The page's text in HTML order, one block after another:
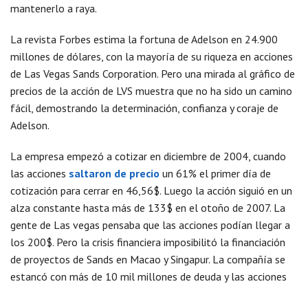
mantenerlo a raya.
La revista Forbes estima la fortuna de Adelson en 24.900
millones de dólares, con la mayoría de su riqueza en acciones
de Las Vegas Sands Corporation. Pero una mirada al gráfico de
precios de la acción de LVS muestra que no ha sido un camino
fácil, demostrando la determinación, confianza y coraje de
Adelson.
La empresa empezó a cotizar en diciembre de 2004, cuando
las acciones saltaron de precio un 61% el primer día de
cotización para cerrar en 46,56$. Luego la acción siguió en un
alza constante hasta más de 133$ en el otoño de 2007. La
gente de Las vegas pensaba que las acciones podían llegar a
los 200$. Pero la crisis financiera imposibilitó la financiación
de proyectos de Sands en Macao y Singapur. La compañía se
estancó con más de 10 mil millones de deuda y las acciones